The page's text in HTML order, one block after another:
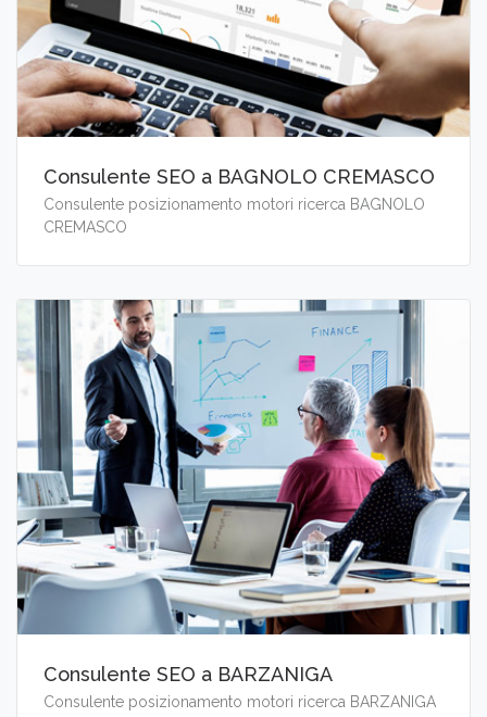
Consulente SEO a BAGNOLO CREMASCO
Consulente posizionamento motori ricerca BAGNOLO
CREMASCO
Consulente SEO a BARZANIGA
Consulente posizionamento motori ricerca BARZANIGA